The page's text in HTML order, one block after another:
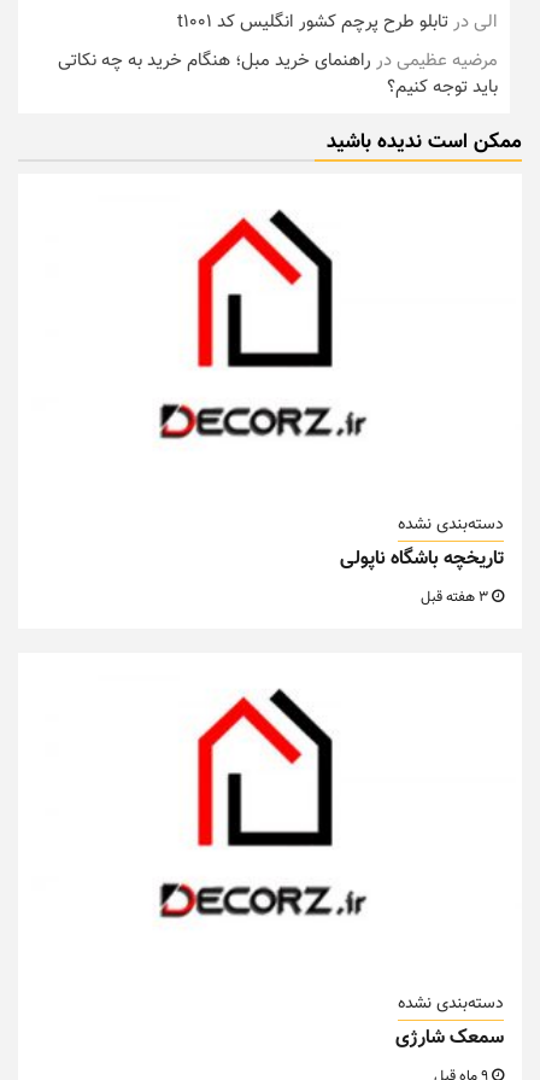
الیدرتابلو طرح پرچم کشور انگلیس کد t1001
مرضیه عظیمیدر راهنمای خرید مبل؛ هنگام خرید به چه نکاتی
باید توجه کنیم؟
ممکن است ندیده باشید
دسته‌بندی نشده
تاریخچه باشگاه ناپولی
دسته‌بندی نشده
سمعک شارژی